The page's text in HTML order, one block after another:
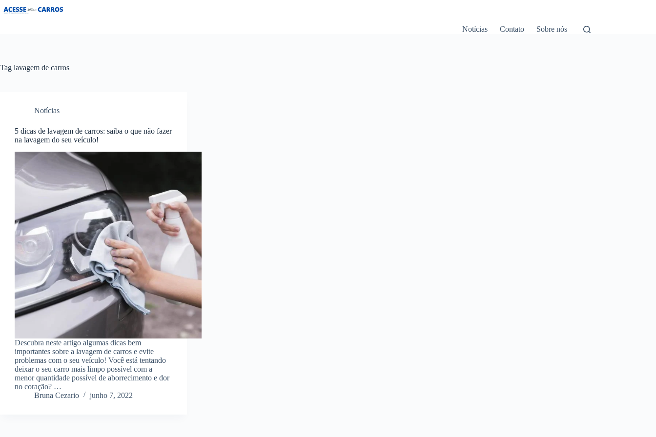
para
Notícias Contato Sobre nós
Tag lavagem de carros
Notícias
5 dicas de lavagem de carros: saiba o que não fazer
na lavagem do seu veículo!
Descubra neste artigo algumas dicas bem
importantes sobre a lavagem de carros e evite
problemas com o seu veículo! Você está tentando
deixar o seu carro mais limpo possível com a
menor quantidade possível de aborrecimento e dor
no coração? …
Bruna Cezario
junho 7, 2022